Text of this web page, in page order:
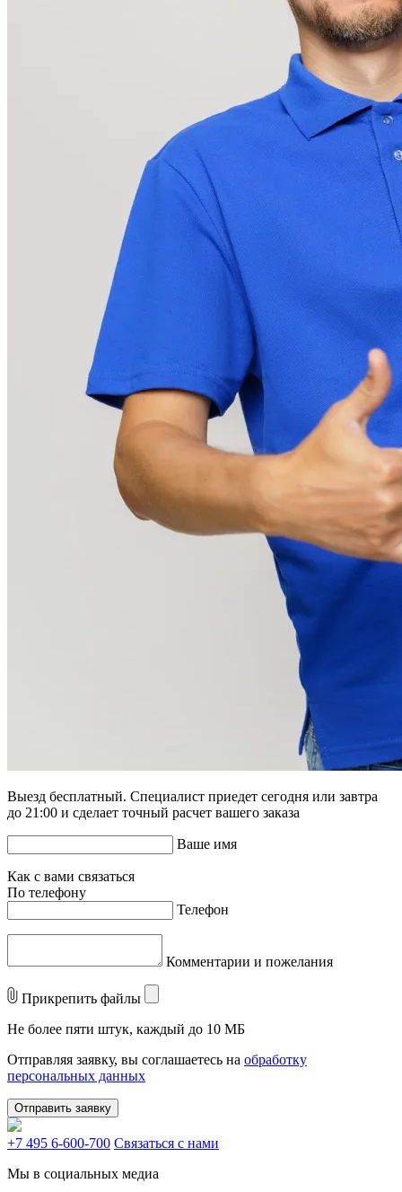
Выезд бесплатный. Специалист приедет сегодня или завтра
до 21:00 и сделает точный расчет вашего заказа
Ваше имя
Как с вами связаться
По телефону
Телефон
Комментарии и пожелания
Прикрепить файлы
Не более пяти штук, каждый до 10 МБ
Отправляя заявку, вы соглашаетесь на обработку
персональных данных
Отправить заявку
+7 495 6-600-700 Связаться с нами
Мы в социальных медиа